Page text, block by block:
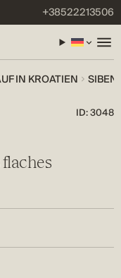
+38522213506
IN KROATIEN
ID: 3048